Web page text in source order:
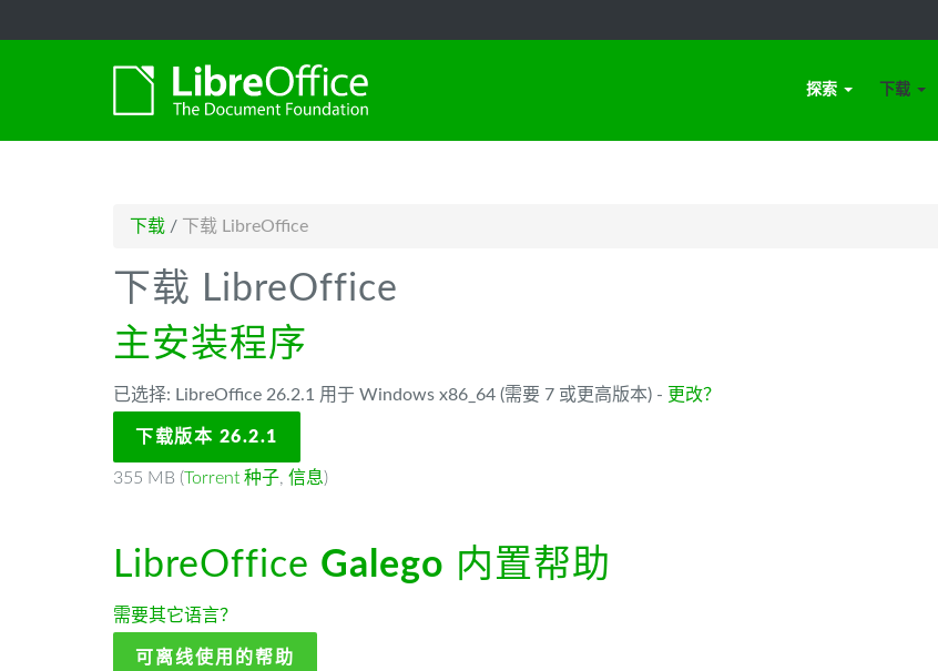
探索 下载
下载 / 下载 LibreOffice
下载 LibreOffice
主安装程序
已选择: LibreOffice 26.2.1 用于 Windows x86_64 (需要 7 或更高版本) - 更改？
下载版本 26.2.1
355 MB (Torrent 种子, 信息)
LibreOffice Galego 内置帮助
需要其它语言？
可离线使用的帮助